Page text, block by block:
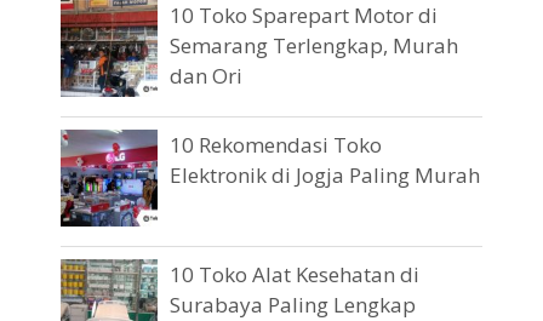
10 Toko Sparepart Motor di
Semarang Terlengkap, Murah
dan Ori
10 Rekomendasi Toko
Elektronik di Jogja Paling Murah
10 Toko Alat Kesehatan di
Surabaya Paling Lengkap